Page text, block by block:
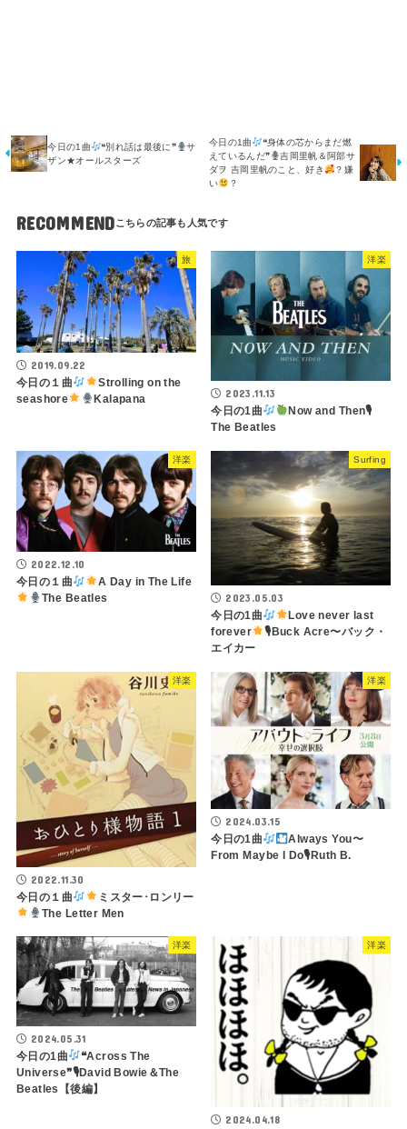
今日の1曲 ❝別れ話は最後に❞
サ
ザン★オールスターズ
今日の1曲
❝身体の芯からまだ燃
えているんだ❞
吉岡里帆＆阿部サ
ダヲ 吉岡里帆のこと、好き
？嫌
い
？
RECOMMEND
旅
2019.09.22
今日の１曲
Strolling on the
seashore
Kalapana
洋楽
2023.11.13
今日の1曲
Now and Then🎙
The Beatles
洋楽
2022.12.10
今日の１曲
A Day in The Life
The Beatles
Surfing
2023.05.03
今日の1曲
Love never last
forever
🎙Buck Acre〜バック・
エイカー
洋楽
2022.11.30
今日の１曲
ミスター･ロンリー
The Letter Men
洋楽
2024.03.15
今日の1曲
Always You〜
From Maybe I Do🎙Ruth B.
洋楽
2024.05.31
今日の1曲
❝Across The
Universe❞🎙David Bowie＆The
Beatles【後編】
洋楽
2024.04.18